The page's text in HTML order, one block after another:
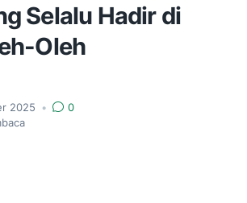
Selalu Hadir di
Oleh
2025 •
0